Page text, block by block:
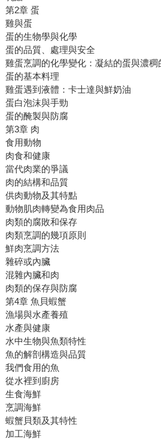
第2章 蛋
雞與蛋
蛋的生物學與化學
蛋的品質、處理與安全
雞蛋烹調的化學變化：凝結的蛋與濃稠
蛋的基本料理
雞蛋遇到液體：卡士達與鮮奶油
蛋白泡沫與手勁
蛋的醃製與防腐
第3章 肉
食用動物
肉食和健康
當代肉業的爭議
肉的結構和品質
供肉動物及其特點
動物肌肉轉變為食用肉品
肉類的腐敗和保存
肉類烹調的幾項原則
鮮肉烹調方法
雜碎或內臟
混雜內臟和肉
肉類的保存與防腐
第4章 魚貝蝦蟹
漁場與水產養殖
水產與健康
水中生物與魚類特性
魚的解剖構造與品質
我們食用的魚
從水裡到廚房
生食海鮮
烹調海鮮
蝦蟹貝類及其特性
加工海鮮